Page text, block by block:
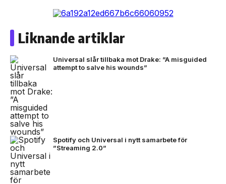
Liknande artiklar
Universal slår tillbaka mot Drake: ”A misguided
attempt to salve his wounds”
Spotify och Universal i nytt samarbete för
”Streaming 2.0”